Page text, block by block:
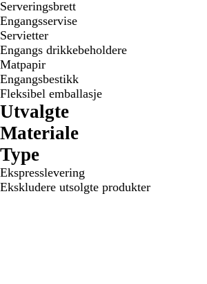
Serveringsbrett
Engangsservise
Servietter
Engangs drikkebeholdere
Matpapir
Engangsbestikk
Fleksibel emballasje
Utvalgte
Materiale
Type
Ekspresslevering
Ekskludere utsolgte produkter